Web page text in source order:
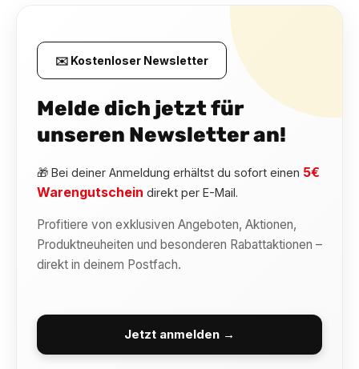
✉️ Kostenloser Newsletter
Melde dich jetzt für
unseren Newsletter an!
🎁 Bei deiner Anmeldung erhältst du sofort einen 5€
Warengutschein direkt per E-Mail.
Profitiere von exklusiven Angeboten, Aktionen,
Produktneuheiten und besonderen Rabattaktionen –
direkt in deinem Postfach.
Jetzt anmelden →